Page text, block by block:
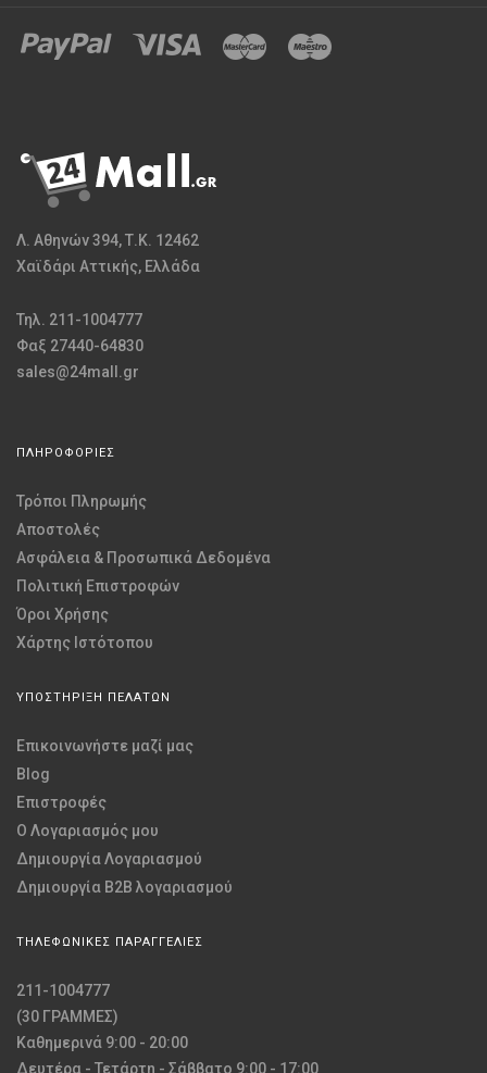
Λ. Αθηνών 394, Τ.Κ. 12462
Χαϊδάρι Αττικής, Ελλάδα
Τηλ. 211-1004777
Φαξ 27440-64830
sales@24mall.gr
ΠΛΗΡΟΦΟΡΙΕΣ
Τρόποι Πληρωμής
Αποστολές
Ασφάλεια & Προσωπικά Δεδομένα
Πολιτική Επιστροφών
Όροι Χρήσης
Χάρτης Ιστότοπου
ΥΠΟΣΤΗΡΙΞΗ ΠΕΛΑΤΩΝ
Επικοινωνήστε μαζί μας
Blog
Επιστροφές
O Λογαριασμός μου
Δημιουργία Λογαριασμού
Δημιουργία B2B λογαριασμού
ΤΗΛΕΦΩΝΙΚΕΣ ΠΑΡΑΓΓΕΛΙΕΣ
211-1004777
(30 ΓΡΑΜΜΕΣ)
Καθημερινά 9:00 - 20:00
Δευτέρα - Τετάρτη - Σάββατο 9:00 - 17:00